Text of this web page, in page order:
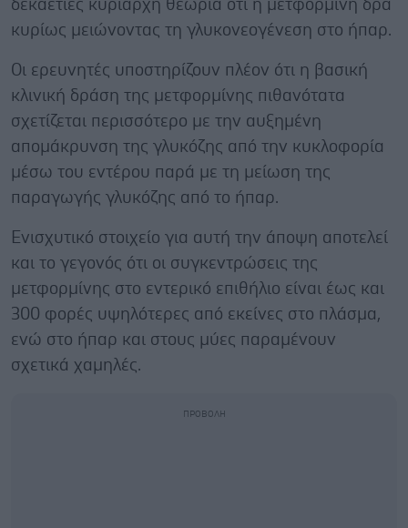
δεκαετίες κυρίαρχη θεωρία ότι η μετφορμίνη δρα
κυρίως μειώνοντας τη γλυκονεογένεση στο ήπαρ.
Οι ερευνητές υποστηρίζουν πλέον ότι η βασική
κλινική δράση της μετφορμίνης πιθανότατα
σχετίζεται περισσότερο με την αυξημένη
απομάκρυνση της γλυκόζης από την κυκλοφορία
μέσω του εντέρου παρά με τη μείωση της
παραγωγής γλυκόζης από το ήπαρ.
Ενισχυτικό στοιχείο για αυτή την άποψη αποτελεί
και το γεγονός ότι οι συγκεντρώσεις της
μετφορμίνης στο εντερικό επιθήλιο είναι έως και
300 φορές υψηλότερες από εκείνες στο πλάσμα,
ενώ στο ήπαρ και στους μύες παραμένουν
σχετικά χαμηλές.